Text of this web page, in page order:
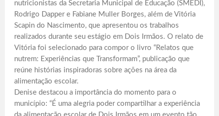
nutricionistas da Secretaria Municipal de Educação (SMEDI),
Rodrigo Dapper e Fabiane Muller Borges, além de Vitória
Scapin do Nascimento, que apresentou os trabalhos
realizados durante seu estágio em Dois Irmãos. O relato de
Vitória foi selecionado para compor o livro “Relatos que
nutrem: Experiências que Transformam”, publicação que
reúne histórias inspiradoras sobre ações na área da
alimentação escolar.
Denise destacou a importância do momento para o
município: “É uma alegria poder compartilhar a experiência